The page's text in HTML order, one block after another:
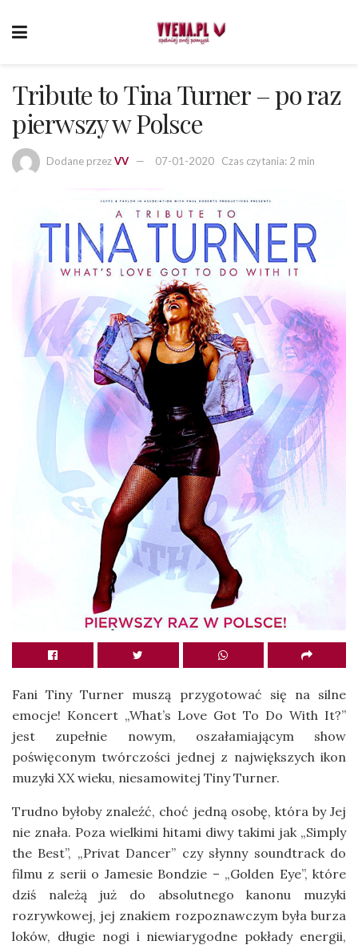
Tribute to Tina Turner – po raz
pierwszy w Polsce
Dodane przezVV 07-01-2020 Czas czytania: 2 min
Fani Tiny Turner muszą przygotować się na silne
emocje! Koncert „What’s Love Got To Do With It?”
jest zupełnie nowym, oszałamiającym show
poświęconym twórczości jednej z największych ikon
muzyki XX wieku, niesamowitej Tiny Turner.
Trudno byłoby znaleźć, choć jedną osobę, która by Jej
nie znała. Poza wielkimi hitami diwy takimi jak „Simply
the Best”, „Privat Dancer” czy słynny soundtrack do
filmu z serii o Jamesie Bondzie – „Golden Eye”, które
dziś należą już do absolutnego kanonu muzyki
rozrywkowej, jej znakiem rozpoznawczym była burza
loków, długie nogi i niewiarygodne pokłady energii,